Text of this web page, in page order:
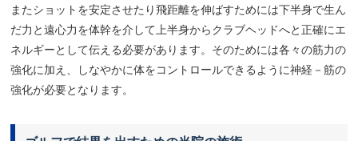
またショットを安定させたり飛距離を伸ばすためには下半身で生ん
だ力と遠心力を体幹を介して上半身からクラブヘッドへと正確にエ
ネルギーとして伝える必要があります。そのためには各々の筋力の
強化に加え、しなやかに体をコントロールできるように神経－筋の
強化が必要となります。